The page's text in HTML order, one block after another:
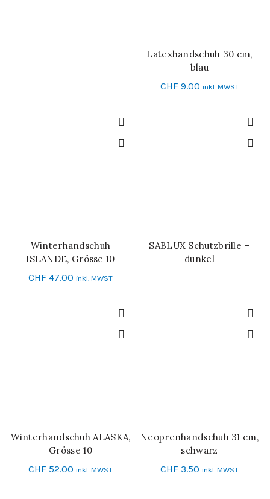
SCHNELL-EINKAUF
Latexhandschuh 30 cm,
blau
CHF 9.00 inkl. MWST
IN DEN WARENKORB
Winterhandschuh
ISLANDE, Grösse 10
CHF 47.00 inkl. MWST
WEITERLESEN
SABLUX Schutzbrille –
dunkel
IN DEN WARENKORB
Winterhandschuh ALASKA,
Grösse 10
CHF 52.00 inkl. MWST
SCHNELL-EINKAUF
Neoprenhandschuh 31 cm,
schwarz
CHF 3.50 inkl. MWST